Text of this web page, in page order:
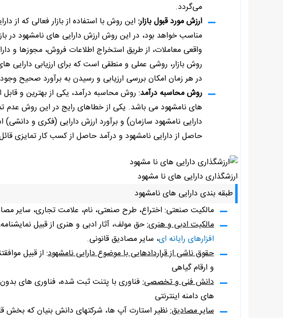
می‌گردد.
ارزش مورد قبول بازار: این روش با استفاده از بازار فعالی که از
مناسب خواهد بود، در این روش ارزش دارایی های نامشهود در
واقعی معاملات، از طریق استخراج اطلاعات فروش، مجوزها و
روش بازار، روشی عملی و منطقی است که برای ارزیابی دارایی
در هر زمان امکان بررسی ارزیابی و رسیدن به برآورد صحیح
روش محاسبه درآمد: روش محاسبه درآمد، یکی از بهترین و قابل
های نامشهود می باشد. یکی از خطاهای رایج در این روش عدم
دارایی نامشهود سازمان) و برآورد ارزش دارایی (فکری و
حاصل از دارایی نامشهود و درآمد حاصل از کسب کار تمایزی
ارزشگذاری دارایی های نا مشهود
طبقه بندی دارایی های نامشهود
مالکیت صنعتی: اختراع، طرح صنعتی، نام، علامت تجاری، سایر
مالکیت ادبی و هنری:حق مولف، آثار ادبی و هنری از قبیل
افزارهای رایانه ای، سایر مصادیق قانونی.
حقوق ناشی از قراردادهایی با موضوع دارایی نامشهود: از قبیل
و ارقام گیاهی
دانش فنی و تخصصی: فناوری با پتنت ثبت شده، فناوری های بدون
های دامنه اینترنتی
سایر مصادیق:نظیر استارت آپ ها، شرکتهای دانش بنیان که بخش